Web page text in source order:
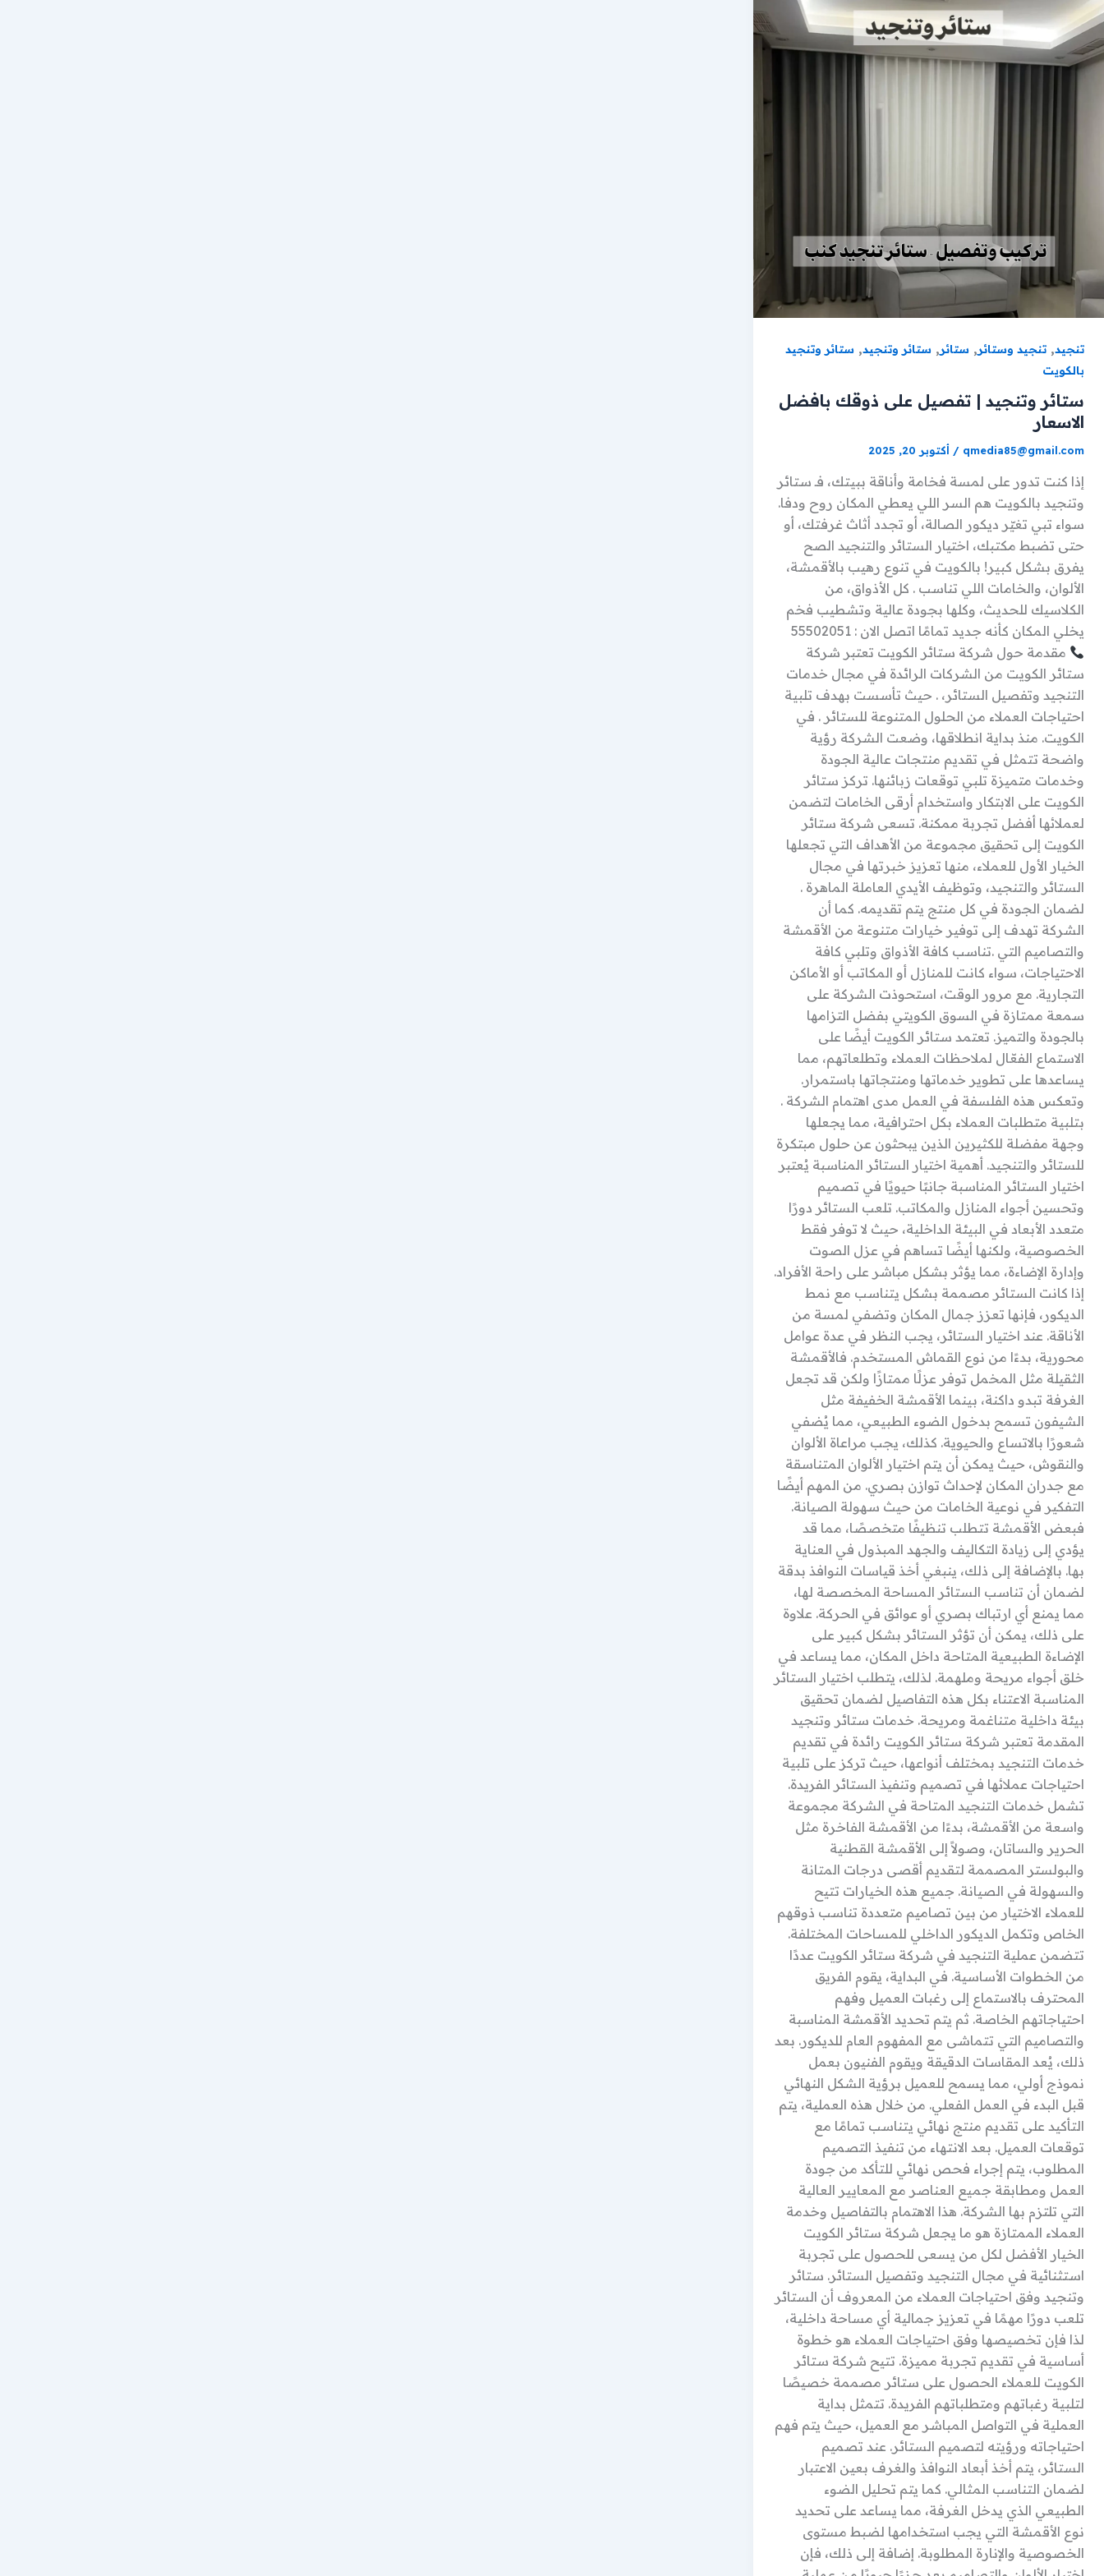
تنجيد, تنجيد وستائر, ستائر, ستائر وتنجيد, ستائر وتنجيد
بالكويت
ستائر وتنجيد | تفصيل على ذوقك بافضل
الاسعار
qmedia85@gmail.com
/ أكتوبر 20, 2025
إذا كنت تدور على لمسة فخامة وأناقة ببيتك، فـ ستائر
وتنجيد بالكويت هم السر اللي يعطي المكان روح ودفا.
سواء تبي تغيّر ديكور الصالة، أو تجدد أثاث غرفتك، أو
حتى تضبط مكتبك، اختيار الستائر والتنجيد الصح
يفرق بشكل كبير! بالكويت في تنوع رهيب بالأقمشة،
الألوان، والخامات اللي تناسب . كل الأذواق، من
الكلاسيك للحديث، وكلها بجودة عالية وتشطيب فخم
يخلي المكان كأنه جديد تمامًا اتصل الان : 55502051
مقدمة حول شركة ستائر الكويت تعتبر شركة
ستائر الكويت من الشركات الرائدة في مجال خدمات
التنجيد وتفصيل الستائر، . حيث تأسست بهدف تلبية
احتياجات العملاء من الحلول المتنوعة للستائر . في
الكويت. منذ بداية انطلاقها، وضعت الشركة رؤية
واضحة تتمثل في تقديم منتجات عالية الجودة
وخدمات متميزة تلبي توقعات زبائنها. تركز ستائر
الكويت على الابتكار واستخدام أرقى الخامات لتضمن
لعملائها أفضل تجربة ممكنة. تسعى شركة ستائر
الكويت إلى تحقيق مجموعة من الأهداف التي تجعلها
الخيار الأول للعملاء، منها تعزيز خبرتها في مجال
الستائر والتنجيد، وتوظيف الأيدي العاملة الماهرة .
لضمان الجودة في كل منتج يتم تقديمه. كما أن
الشركة تهدف إلى توفير خيارات متنوعة من الأقمشة
والتصاميم التي .تناسب كافة الأذواق وتلبي كافة
الاحتياجات، سواء كانت للمنازل أو المكاتب أو الأماكن
التجارية. مع مرور الوقت، استحوذت الشركة على
سمعة ممتازة في السوق الكويتي بفضل التزامها
بالجودة والتميز. تعتمد ستائر الكويت أيضًا على
الاستماع الفعّال لملاحظات العملاء وتطلعاتهم، مما
يساعدها على تطوير خدماتها ومنتجاتها باستمرار.
وتعكس هذه الفلسفة في العمل مدى اهتمام الشركة .
بتلبية متطلبات العملاء بكل احترافية، مما يجعلها
وجهة مفضلة للكثيرين الذين يبحثون عن حلول مبتكرة
للستائر والتنجيد. أهمية اختيار الستائر المناسبة يُعتبر
اختيار الستائر المناسبة جانبًا حيويًا في تصميم
وتحسين أجواء المنازل والمكاتب. تلعب الستائر دورًا
متعدد الأبعاد في البيئة الداخلية، حيث لا توفر فقط
الخصوصية، ولكنها أيضًا تساهم في عزل الصوت
وإدارة الإضاءة، مما يؤثر بشكل مباشر على راحة الأفراد.
إذا كانت الستائر مصممة بشكل يتناسب مع نمط
الديكور، فإنها تعزز جمال المكان وتضفي لمسة من
الأناقة. عند اختيار الستائر، يجب النظر في عدة عوامل
محورية، بدءًا من نوع القماش المستخدم. فالأقمشة
الثقيلة مثل المخمل توفر عزلًا ممتازًا ولكن قد تجعل
الغرفة تبدو داكنة، بينما الأقمشة الخفيفة مثل
الشيفون تسمح بدخول الضوء الطبيعي، مما يُضفي
شعورًا بالاتساع والحيوية. كذلك، يجب مراعاة الألوان
والنقوش، حيث يمكن أن يتم اختيار الألوان المتناسقة
مع جدران المكان لإحداث توازن بصري. من المهم أيضًا
التفكير في نوعية الخامات من حيث سهولة الصيانة.
فبعض الأقمشة تتطلب تنظيفًا متخصصًا، مما قد
يؤدي إلى زيادة التكاليف والجهد المبذول في العناية
بها. بالإضافة إلى ذلك، ينبغي أخذ قياسات النوافذ بدقة
لضمان أن تناسب الستائر المساحة المخصصة لها،
مما يمنع أي ارتباك بصري أو عوائق في الحركة. علاوة
على ذلك، يمكن أن تؤثر الستائر بشكل كبير على
الإضاءة الطبيعية المتاحة داخل المكان، مما يساعد في
خلق أجواء مريحة وملهمة. لذلك، يتطلب اختيار الستائر
المناسبة الاعتناء بكل هذه التفاصيل لضمان تحقيق
بيئة داخلية متناغمة ومريحة. خدمات ستائر وتنجيد
المقدمة تعتبر شركة ستائر الكويت رائدة في تقديم
خدمات التنجيد بمختلف أنواعها، حيث تركز على تلبية
احتياجات عملائها في تصميم وتنفيذ الستائر الفريدة.
تشمل خدمات التنجيد المتاحة في الشركة مجموعة
واسعة من الأقمشة، بدءًا من الأقمشة الفاخرة مثل
الحرير والساتان، وصولاً إلى الأقمشة القطنية
والبولستر المصممة لتقديم أقصى درجات المتانة
والسهولة في الصيانة. جميع هذه الخيارات تتيح
للعملاء الاختيار من بين تصاميم متعددة تناسب ذوقهم
الخاص وتكمل الديكور الداخلي للمساحات المختلفة.
تتضمن عملية التنجيد في شركة ستائر الكويت عددًا
من الخطوات الأساسية. في البداية، يقوم الفريق
المحترف بالاستماع إلى رغبات العميل وفهم
احتياجاتهم الخاصة. ثم يتم تحديد الأقمشة المناسبة
والتصاميم التي تتماشى مع المفهوم العام للديكور. بعد
ذلك، يُعد المقاسات الدقيقة ويقوم الفنيون بعمل
نموذج أولي، مما يسمح للعميل برؤية الشكل النهائي
قبل البدء في العمل الفعلي. من خلال هذه العملية، يتم
التأكيد على تقديم منتج نهائي يتناسب تمامًا مع
توقعات العميل. بعد الانتهاء من تنفيذ التصميم
المطلوب، يتم إجراء فحص نهائي للتأكد من جودة
العمل ومطابقة جميع العناصر مع المعايير العالية
التي تلتزم بها الشركة. هذا الاهتمام بالتفاصيل وخدمة
العملاء الممتازة هو ما يجعل شركة ستائر الكويت
الخيار الأفضل لكل من يسعى للحصول على تجربة
استثنائية في مجال التنجيد وتفصيل الستائر. ستائر
وتنجيد وفق احتياجات العملاء من المعروف أن الستائر
تلعب دورًا مهمًا في تعزيز جمالية أي مساحة داخلية،
لذا فإن تخصيصها وفق احتياجات العملاء هو خطوة
أساسية في تقديم تجربة مميزة. تتيح شركة ستائر
الكويت للعملاء الحصول على ستائر مصممة خصيصًا
لتلبية رغباتهم ومتطلباتهم الفريدة. تتمثل بداية
العملية في التواصل المباشر مع العميل، حيث يتم فهم
احتياجاته ورؤيته لتصميم الستائر. عند تصميم
الستائر، يتم أخذ أبعاد النوافذ والغرف بعين الاعتبار
لضمان التناسب المثالي. كما يتم تحليل الضوء
الطبيعي الذي يدخل الغرفة، مما يساعد على تحديد
نوع الأقمشة التي يجب استخدامها لضبط مستوى
الخصوصية والإنارة المطلوبة. إضافة إلى ذلك، فإن